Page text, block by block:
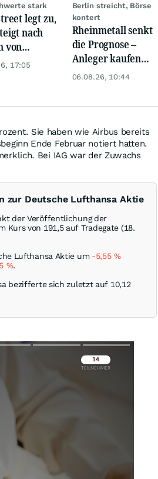
stark
legt zu,
nach
von
Henkel
17:05
Berlin streicht, Börse
kontert
Rheinmetall senkt
die Prognose –
Anleger kaufen
den Schock weg
06.08.26, 10:44
Sie haben wie Airbus bereits
Ende Februar notiert hatten.
Bei IAG war der Zuwachs
zur Deutsche Lufthansa Aktie
der Veröffentlichung der
Kurs von 191,5 auf Tradegate (18.
Lufthansa Aktie um -5,55%
%.
bezifferte sich zuletzt auf 10,12